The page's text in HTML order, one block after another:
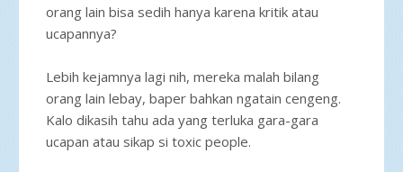
orang lain bisa sedih hanya karena kritik atau
ucapannya?
Lebih kejamnya lagi nih, mereka malah bilang
orang lain lebay, baper bahkan ngatain cengeng.
Kalo dikasih tahu ada yang terluka gara-gara
ucapan atau sikap si toxic people.